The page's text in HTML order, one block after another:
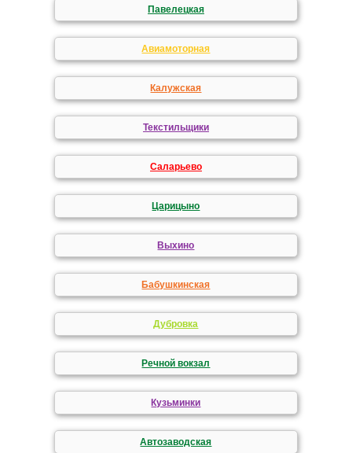
Павелецкая
Авиамоторная
Калужская
Текстильщики
Саларьево
Царицыно
Выхино
Бабушкинская
Дубровка
Речной вокзал
Кузьминки
Автозаводская